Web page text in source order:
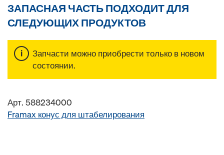
ЗАПАСНАЯ ЧАСТЬ ПОДХОДИТ ДЛЯ
СЛЕДУЮЩИХ ПРОДУКТОВ
Запчасти можно приобрести только в новом
состоянии.
Арт. 588234000
Framax конус для штабелирования